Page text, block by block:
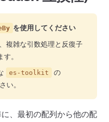
を使用してください
複雑な引数処理と反復子
。
es-toolkit
の
い。
、最初の配列から他の配